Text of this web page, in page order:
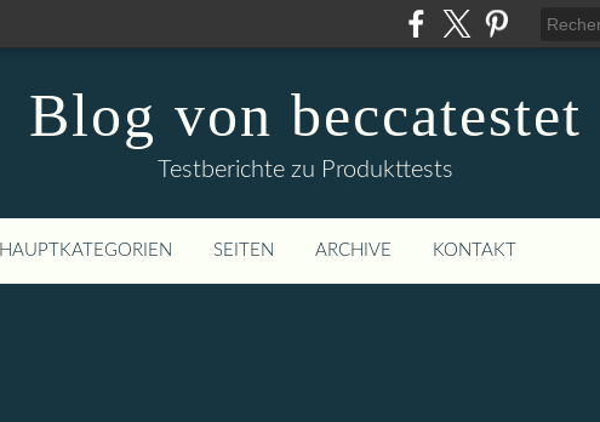
Blog von beccatestet
Testberichte zu Produkttests
HAUPTKATEGORIEN SEITEN ARCHIVE KONTAKT